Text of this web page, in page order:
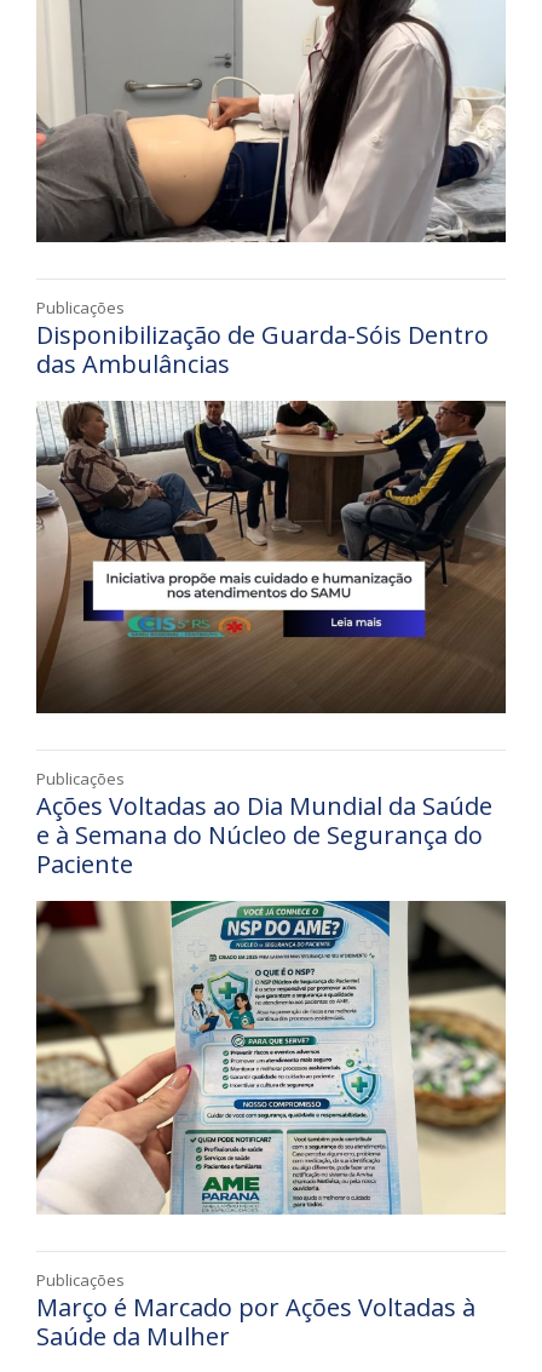
Publicações
Disponibilização de Guarda-Sóis Dentro
das Ambulâncias
Publicações
Ações Voltadas ao Dia Mundial da Saúde
e à Semana do Núcleo de Segurança do
Paciente
Publicações
Março é Marcado por Ações Voltadas à
Saúde da Mulher